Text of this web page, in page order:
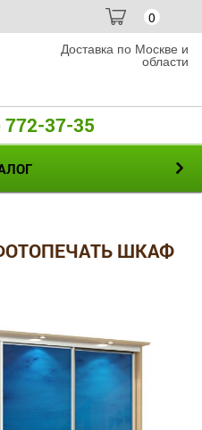
0
Доставка по Москве и
области
772-37-35
ШКАФ